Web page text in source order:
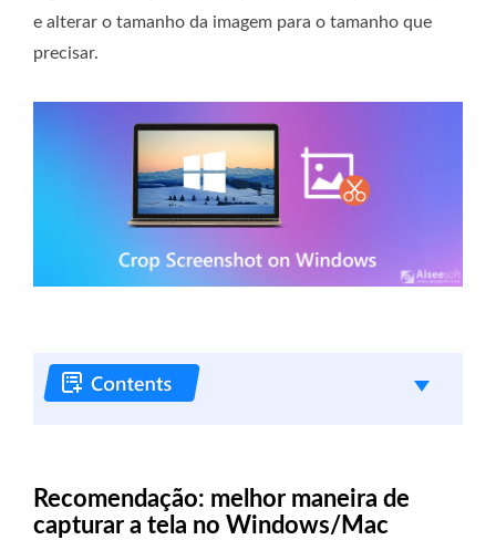
e alterar o tamanho da imagem para o tamanho que
precisar.
Recomendação: melhor maneira de
capturar a tela no Windows/Mac